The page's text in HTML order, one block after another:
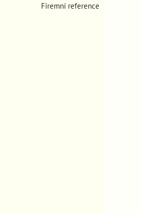
Firemní reference